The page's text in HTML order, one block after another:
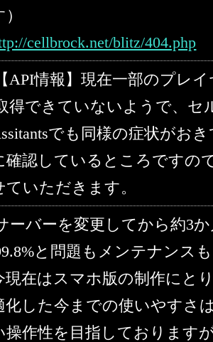
cellbrock.net/blitz/404.php
【API情報】現在一部のプレ
得できていないようで、セ
でも同様の症状がお
確認しているところですの
ていただきます。
ーバーを変更してから約3
と問題もメンテナンス
現在はスマホ版の制作にと
化した今までの使いやすさ
操作性を目指しております